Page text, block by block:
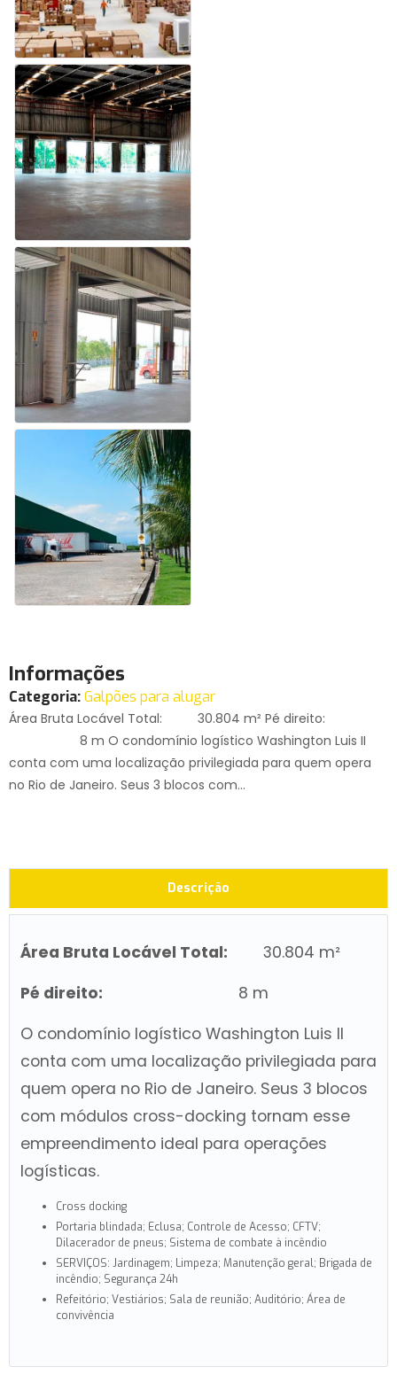
Informações
Categoria:Galpões para alugar
Área Bruta Locável Total: 30.804 m² Pé direito:
8 m O condomínio logístico Washington Luis II
conta com uma localização privilegiada para quem opera
no Rio de Janeiro. Seus 3 blocos com...
Descrição
Área Bruta Locável Total: 30.804 m²
Pé direito:
8 m
O condomínio logístico Washington Luis II
conta com uma localização privilegiada para
quem opera no Rio de Janeiro. Seus 3 blocos
com módulos cross-docking tornam esse
empreendimento ideal para operações
logísticas.
Cross docking
Portaria blindada; Eclusa; Controle de Acesso; CFTV;
Dilacerador de pneus; Sistema de combate à incêndio
SERVIÇOS: Jardinagem; Limpeza; Manutenção geral; Brigada de
incêndio; Segurança 24h
Refeitório; Vestiários; Sala de reunião; Auditório; Área de
convivência